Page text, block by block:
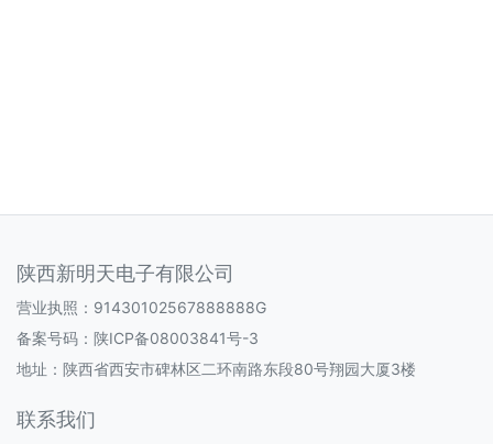
陕西新明天电子有限公司
营业执照：91430102567888888G
备案号码： 陕ICP备08003841号-3
地址：陕西省西安市碑林区二环南路东段80号翔园大厦3楼
联系我们